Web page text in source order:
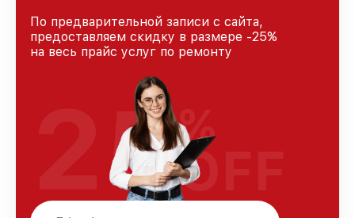
По предварительной записи с сайта,
предоставляем скидку в размере -25%
на весь прайс услуг по ремонту
25%
OFF